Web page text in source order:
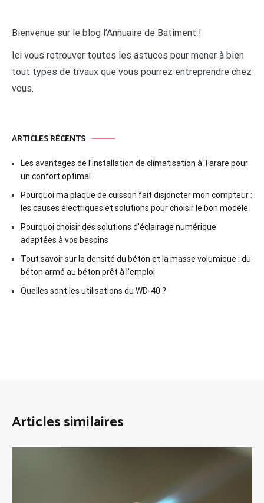
Bienvenue sur le blog l’Annuaire de Batiment !
Ici vous retrouver toutes les astuces pour mener à bien
tout types de trvaux que vous pourrez entreprendre chez
vous.
ARTICLES RÉCENTS
Les avantages de l’installation de climatisation à Tarare pour
un confort optimal
Pourquoi ma plaque de cuisson fait disjoncter mon compteur :
les causes électriques et solutions pour choisir le bon modèle
Pourquoi choisir des solutions d’éclairage numérique
adaptées à vos besoins
Tout savoir sur la densité du béton et la masse volumique : du
béton armé au béton prêt à l’emploi
Quelles sont les utilisations du WD-40 ?
Articles similaires